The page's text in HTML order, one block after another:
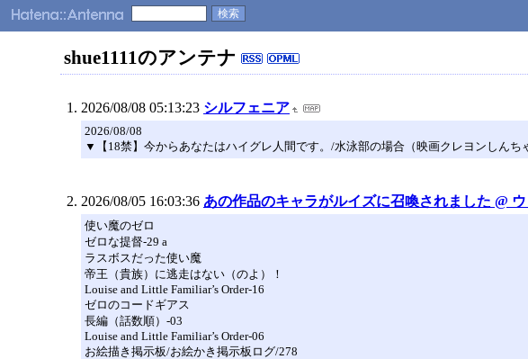
shue1111のアンテナ
2026/08/08 05:13:23 シルフェニア
2026/08/08
▼【18禁】今からあなたはハイグレ人間です。/水泳部の場合（映画クレヨンしん
2026/08/05 16:03:36 あの作品のキャラがルイズに召喚されました @
使い魔のゼロ
ゼロな提督-29 a
ラスボスだった使い魔
帝王（貴族）に逃走はない（のよ）！
Louise and Little Familiar’s Order-16
ゼロのコードギアス
長編（話数順）-03
Louise and Little Familiar’s Order-06
お絵描き掲示板/お絵かき掲示板ログ/278